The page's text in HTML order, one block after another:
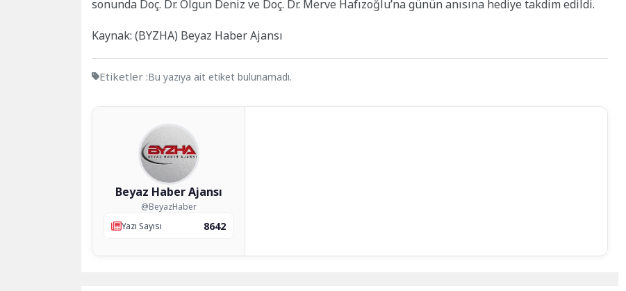
sonunda Doç. Dr. Olgun Deniz ve Doç. Dr. Merve Hafızoğlu’na günün anısına hediye takdim edildi.
Kaynak: (BYZHA) Beyaz Haber Ajansı
Etiketler :Bu yazıya ait etiket bulunamadı.
Beyaz Haber Ajansı
@BeyazHaber
Yazı Sayısı
8642